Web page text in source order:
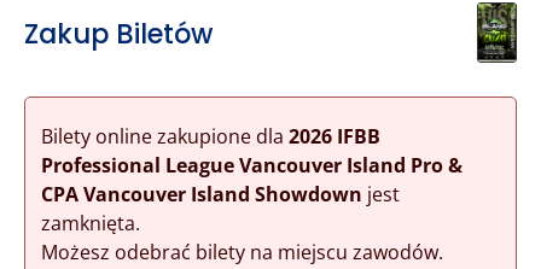
Zakup Biletów
Bilety online zakupione dla 2026 IFBB
Professional League Vancouver Island Pro &
CPA Vancouver Island Showdown jest
zamknięta.
Możesz odebrać bilety na miejscu zawodów.